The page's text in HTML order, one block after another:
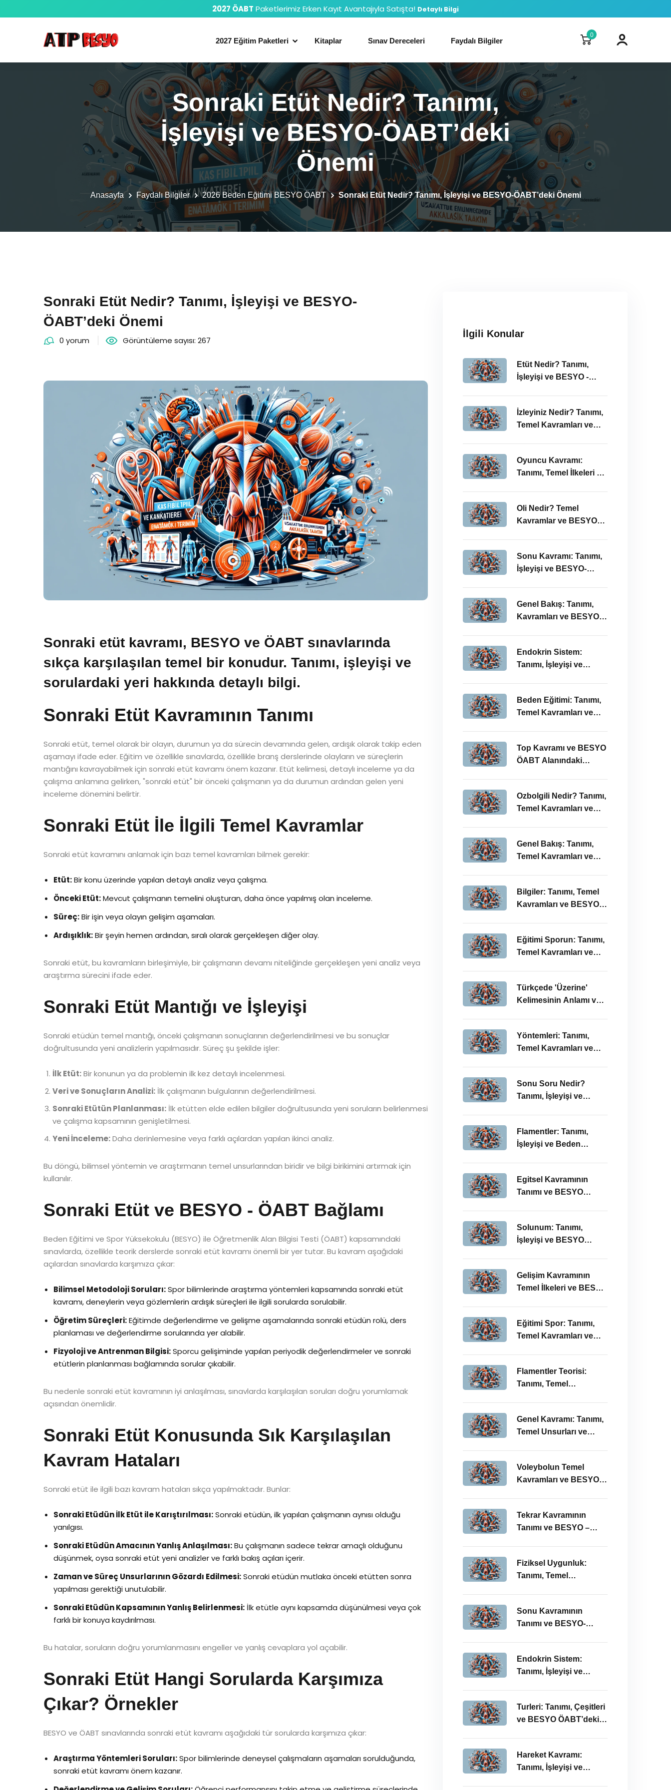
2027 ÖABT Paketlerimiz Erken Kayıt Avantajıyla Satışta! Detaylı Bilgi
2027 Eğitim Paketleri Kitaplar Sınav Dereceleri Faydalı Bilgiler
0
Sonraki Etüt Nedir? Tanımı,
İşleyişi ve BESYO-ÖABT’deki
Önemi
Anasayfa Faydalı Bilgiler 2026 Beden Eğitimi BESYO ÖABT Sonraki Etüt Nedir? Tanımı, İşleyişi ve BESYO-ÖABT’deki Önemi
Sonraki Etüt Nedir? Tanımı, İşleyişi ve BESYO-
ÖABT’deki Önemi
0 yorum Görüntüleme sayısı: 267
Sonraki etüt kavramı, BESYO ve ÖABT sınavlarında
sıkça karşılaşılan temel bir konudur. Tanımı, işleyişi ve
sorulardaki yeri hakkında detaylı bilgi.
Sonraki Etüt Kavramının Tanımı
Sonraki etüt, temel olarak bir olayın, durumun ya da sürecin devamında gelen, ardışık olarak takip eden
aşamayı ifade eder. Eğitim ve özellikle sınavlarda, özellikle branş derslerinde olayların ve süreçlerin
mantığını kavrayabilmek için sonraki etüt kavramı önem kazanır. Etüt kelimesi, detaylı inceleme ya da
çalışma anlamına gelirken, "sonraki etüt" bir önceki çalışmanın ya da durumun ardından gelen yeni
inceleme dönemini belirtir.
Sonraki Etüt İle İlgili Temel Kavramlar
Sonraki etüt kavramını anlamak için bazı temel kavramları bilmek gerekir:
Etüt:Bir konu üzerinde yapılan detaylı analiz veya çalışma.
Önceki Etüt:Mevcut çalışmanın temelini oluşturan, daha önce yapılmış olan inceleme.
Süreç:Bir işin veya olayın gelişim aşamaları.
Ardışıklık:Bir şeyin hemen ardından, sıralı olarak gerçekleşen diğer olay.
Sonraki etüt, bu kavramların birleşimiyle, bir çalışmanın devamı niteliğinde gerçekleşen yeni analiz veya
araştırma sürecini ifade eder.
Sonraki Etüt Mantığı ve İşleyişi
Sonraki etüdün temel mantığı, önceki çalışmanın sonuçlarının değerlendirilmesi ve bu sonuçlar
doğrultusunda yeni analizlerin yapılmasıdır. Süreç şu şekilde işler:
İlk Etüt:Bir konunun ya da problemin ilk kez detaylı incelenmesi.
Veri ve Sonuçların Analizi: İlk çalışmanın bulgularının değerlendirilmesi.
Sonraki Etütün Planlanması: İlk etütten elde edilen bilgiler doğrultusunda yeni soruların belirlenmesi
ve çalışma kapsamının genişletilmesi.
Yeni İnceleme:Daha derinlemesine veya farklı açılardan yapılan ikinci analiz.
Bu döngü, bilimsel yöntemin ve araştırmanın temel unsurlarından biridir ve bilgi birikimini artırmak için
kullanılır.
Sonraki Etüt ve BESYO - ÖABT Bağlamı
Beden Eğitimi ve Spor Yüksekokulu (BESYO) ile Öğretmenlik Alan Bilgisi Testi (ÖABT) kapsamındaki
sınavlarda, özellikle teorik derslerde sonraki etüt kavramı önemli bir yer tutar. Bu kavram aşağıdaki
açılardan sınavlarda karşımıza çıkar:
Bilimsel Metodoloji Soruları:Spor bilimlerinde araştırma yöntemleri kapsamında sonraki etüt
kavramı, deneylerin veya gözlemlerin ardışık süreçleri ile ilgili sorularda sorulabilir.
Öğretim Süreçleri:Eğitimde değerlendirme ve gelişme aşamalarında sonraki etüdün rolü, ders
planlaması ve değerlendirme sorularında yer alabilir.
Fizyoloji ve Antrenman Bilgisi:Sporcu gelişiminde yapılan periyodik değerlendirmeler ve sonraki
etütlerin planlanması bağlamında sorular çıkabilir.
Bu nedenle sonraki etüt kavramının iyi anlaşılması, sınavlarda karşılaşılan soruları doğru yorumlamak
açısından önemlidir.
Sonraki Etüt Konusunda Sık Karşılaşılan
Kavram Hataları
Sonraki etüt ile ilgili bazı kavram hataları sıkça yapılmaktadır. Bunlar:
Sonraki Etüdün İlk Etüt ile Karıştırılması:Sonraki etüdün, ilk yapılan çalışmanın aynısı olduğu
yanılgısı.
Sonraki Etüdün Amacının Yanlış Anlaşılması:Bu çalışmanın sadece tekrar amaçlı olduğunu
düşünmek, oysa sonraki etüt yeni analizler ve farklı bakış açıları içerir.
Zaman ve Süreç Unsurlarının Gözardı Edilmesi:Sonraki etüdün mutlaka önceki etütten sonra
yapılması gerektiği unutulabilir.
Sonraki Etüdün Kapsamının Yanlış Belirlenmesi: İlk etütle aynı kapsamda düşünülmesi veya çok
farklı bir konuya kaydırılması.
Bu hatalar, soruların doğru yorumlanmasını engeller ve yanlış cevaplara yol açabilir.
Sonraki Etüt Hangi Sorularda Karşımıza
Çıkar? Örnekler
BESYO ve ÖABT sınavlarında sonraki etüt kavramı aşağıdaki tür sorularda karşımıza çıkar:
Araştırma Yöntemleri Soruları:Spor bilimlerinde deneysel çalışmaların aşamaları sorulduğunda,
sonraki etüt kavramı önem kazanır.
İlgili Konular
Etüt Nedir? Tanımı,
İşleyişi ve BESYO -
İzleyiniz Nedir? Tanımı,
Temel Kavramları ve
Oyuncu Kavramı:
Tanımı, Temel İlkeleri ve
Oli Nedir? Temel
Kavramlar ve BESYO
Sonu Kavramı: Tanımı,
İşleyişi ve BESYO-
Genel Bakış: Tanımı,
Kavramları ve BESYO
Endokrin Sistem:
Tanımı, İşleyişi ve
Beden Eğitimi: Tanımı,
Temel Kavramları ve
Top Kavramı ve BESYO
ÖABT Alanındaki
Ozbolgili Nedir? Tanımı,
Temel Kavramları ve
Genel Bakış: Tanımı,
Temel Kavramları ve
Bilgiler: Tanımı, Temel
Kavramları ve BESYO
Eğitimi Sporun: Tanımı,
Temel Kavramları ve
İncelenmesi
Türkçede 'Üzerine'
Kelimesinin Anlamı ve
ÖABT İlişkisi
Yöntemleri: Tanımı,
Temel Kavramları ve
Sonu Soru Nedir?
Tanımı, İşleyişi ve
Flamentler: Tanımı,
İşleyişi ve Beden
Egitsel Kavramının
Tanımı ve BESYO
Solunum: Tanımı,
İşleyişi ve BESYO
Gelişim Kavramının
Temel İlkeleri ve BESYO
Eğitimi Spor: Tanımı,
Temel Kavramları ve
Flamentler Teorisi:
Tanımı, Temel
Önemi
Genel Kavramı: Tanımı,
Temel Unsurları ve
Voleybolun Temel
Kavramları ve BESYO
Tekrar Kavramının
Tanımı ve BESYO –
Fiziksel Uygunluk:
Tanımı, Temel
Önemi
Sonu Kavramının
Tanımı ve BESYO-
Endokrin Sistem:
Tanımı, İşleyişi ve
Turleri: Tanımı, Çeşitleri
ve BESYO ÖABT’deki
Hareket Kavramı:
Tanımı, İşleyişi ve